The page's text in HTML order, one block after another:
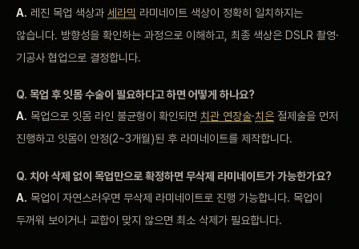
A. 레진 목업 색상과 세라믹 라미네이트 색상이 정확히 일치하지는
않습니다. 방향성을 확인하는 과정으로 이해하고, 최종 색상은 DSLR 촬영·
기공사 협업으로 결정합니다.
Q. 목업 후 잇몸 수술이 필요하다고 하면 어떻게 하나요?
A. 목업으로 잇몸 라인 불균형이 확인되면 치관 연장술·치은 절제술을 먼저
진행하고 잇몸이 안정(2~3개월)된 후 라미네이트를 제작합니다.
Q. 치아 삭제 없이 목업만으로 확정하면 무삭제 라미네이트가 가능한가요?
A. 목업이 자연스러우면 무삭제 라미네이트로 진행 가능합니다. 목업이
두꺼워 보이거나 교합이 맞지 않으면 최소 삭제가 필요합니다.